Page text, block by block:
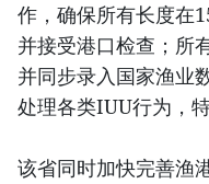
作，确保所有长度在
并接受港口检查；所
并同步录入国家渔业
处理各类IUU行为，
该省同时加快完善渔